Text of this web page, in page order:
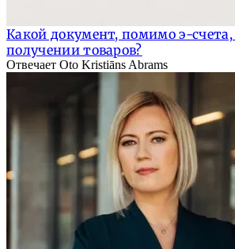
Какой документ, помимо э-
получении товаров?
Отвечает Oto Kristiāns Abrams